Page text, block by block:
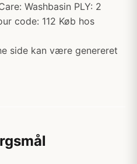
Washbasin PLY: 2
code: 112 Køb hos
side kan være genereret